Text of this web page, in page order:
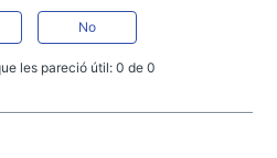
No
les pareció útil: 0 de 0